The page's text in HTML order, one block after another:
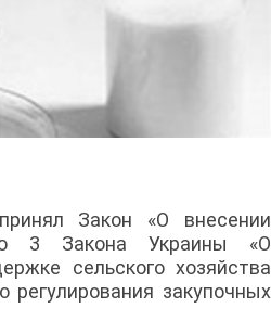
Закон «О внесении
3 Закона Украины «О
сельского хозяйства
регулирования закупочных